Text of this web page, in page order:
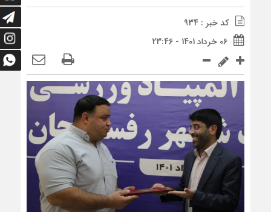
کد خبر : 934
06 خرداد 1401 - 23:46